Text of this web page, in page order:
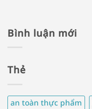
Bình luận mới
Thẻ
an toàn thực phẩm